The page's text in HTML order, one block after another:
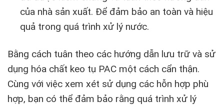
của nhà sản xuất. Để đảm bảo an toàn và hiệu
quả trong quá trình xử lý nước.
Bằng cách tuân theo các hướng dẫn lưu trữ và sử
dụng hóa chất keo tụ PAC một cách cẩn thận.
Cùng với việc xem xét sử dụng các hỗn hợp phù
hợp, bạn có thể đảm bảo rằng quá trình xử lý